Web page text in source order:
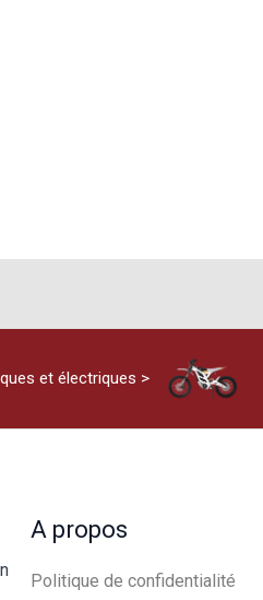
et électriques >
A propos
Politique de confidentialité